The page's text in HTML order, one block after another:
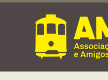
Ir
conteúdo